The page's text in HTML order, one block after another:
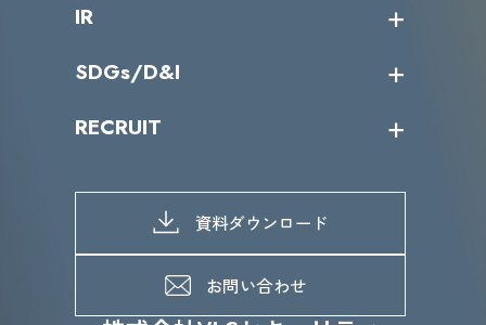
パートナー企業一覧
カテゴリー別サービス一覧
IR
IRカレンダー
IRライブラリー
よくあるご質問
SDGs/D&I
当グループのマテリアリティ
SDGs推進体制
D&Iの取り組み
RECRUIT
募集職種一覧
メッセージ
メンバーインタビュー
資料ダウンロード
お問い合わせ